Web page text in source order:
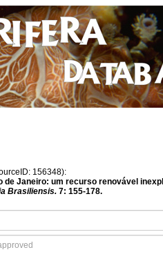
156348):
de Janeiro: um recurso renovável
Brasiliensis.7: 155-178.